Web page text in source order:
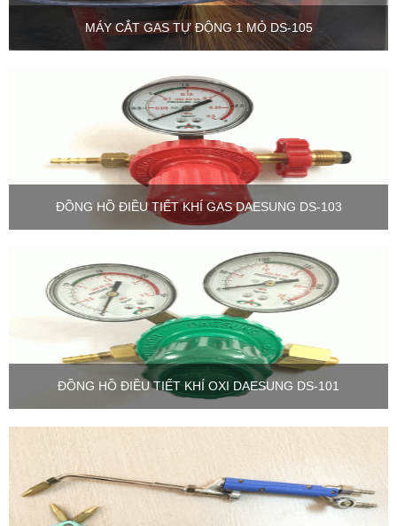
MÁY CẮT GAS TỰ ĐỘNG 1 MỎ DS-105
ĐỒNG HỒ ĐIỀU TIẾT KHÍ GAS DAESUNG DS-103
ĐỒNG HỒ ĐIỀU TIẾT KHÍ OXI DAESUNG DS-101